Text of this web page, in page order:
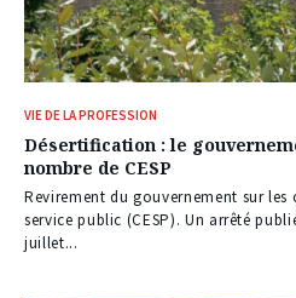
VIE DE LA PROFESSION
Désertification : le
nombre de CESP
Revirement du gouvernement sur les
service public (CESP). Un arrêté
juillet...